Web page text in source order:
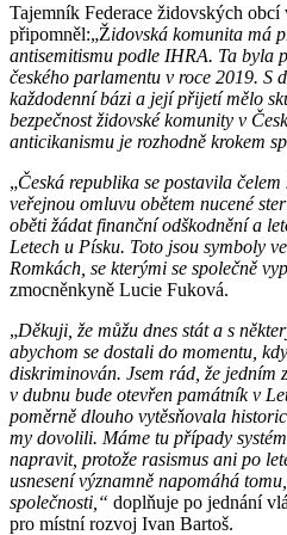
Tajemník Federace židovských
připomněl:„Židovská komunita má
antisemitismu podle IHRA. Ta byla
českého parlamentu v roce 2019. S
každodenní bázi a její přijetí mělo
bezpečnost židovské komunity v
anticikanismu je rozhodně krokem
„Česká republika se postavila
veřejnou omluvu obětem nucené
oběti žádat finanční odškodnění a
Letech u Písku. Toto jsou symboly
Romkách, se kterými se společně
zmocněnkyně Lucie Fuková.
„Děkuji, že můžu dnes stát a s
abychom se dostali do momentu,
diskriminován. Jsem rád, že jedním
v dubnu bude otevřen památník v
poměrně dlouho vytěsňovala
my dovolili. Máme tu případy
napravit, protože rasismus ani po
usnesení významně napomáhá
společnosti,“ doplňuje po jednání
pro místní rozvoj Ivan Bartoš.